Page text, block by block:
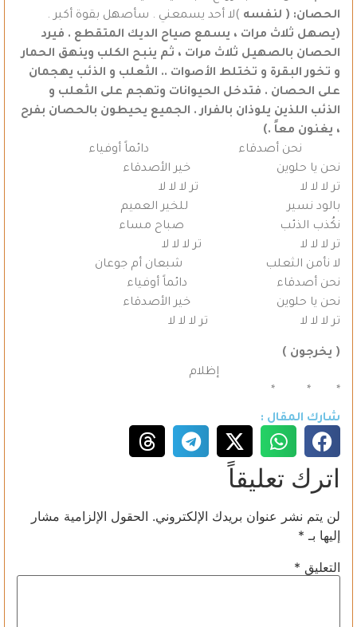
الحصان: ( لنفسه )لا أحد يسمعني . سأصهل بقوة أكبر .
(يصهل ثلاث مرات ، يسمع صياح الديك المتقطع . فيرد
الحصان بالصهيل ثلاث مرات ، ثم ينبح الكلب وينهق الحمار
و تخور البقرة و تختلط الأصوات .. الثعلب و الذئب يهجمان
على الحصان . فتدخل الحيوانات وتهجم على الثعلب و
الذئب اللذين يلوذان بالفرار . الجميع يحيطون بالحصان بفرح
، يغنون معاً .)
نحن أصدقاء دائماً أوفياء
نحن يا حلوين خير الأصدقاء
تر لا لا لا تر لا لا لا
بالود نسير للخير العميم
نكُذب الذئب صباح مساء
تر لا لا لا تر لا لا لا
لا نأمن الثعلب شبعان أم جوعان
نحن أصدقاء دائماً أوفياء
نحن يا حلوين خير الأصدقاء
تر لا لا لا تر لا لا لا
( يخرجون )
إظلام
* * *
شارك المقال :
اترك تعليقاً
لن يتم نشر عنوان بريدك الإلكتروني. الحقول الإلزامية مشار
إليها بـ *
التعليق *